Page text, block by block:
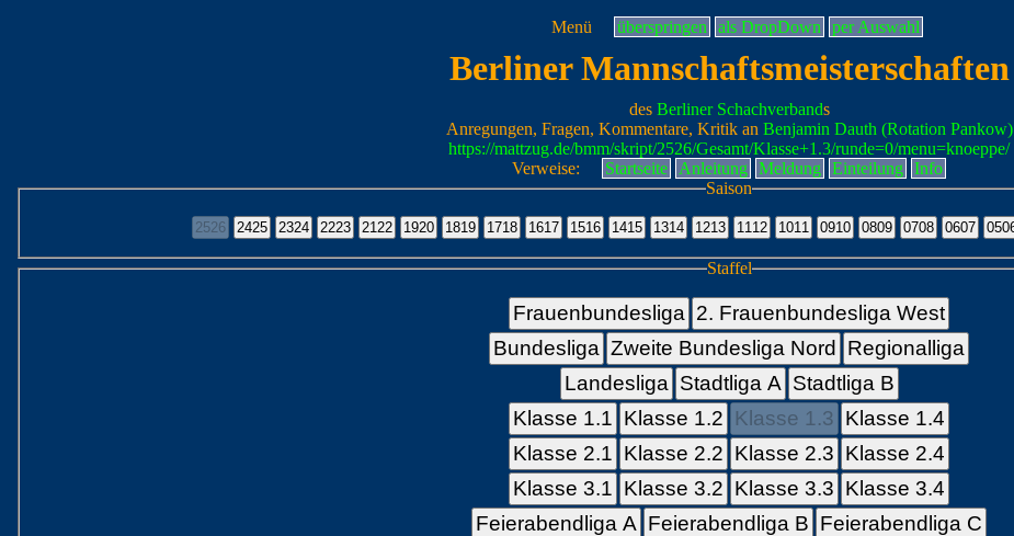
Menü überspringen als DropDown per Auswahl
Berliner Mannschaftsmeisterschaften
des Berliner Schachverbands
Anregungen, Fragen, Kommentare, Kritik an Benjamin Dauth (Rotation Pankow)
https://mattzug.de/bmm/skript/2526/Gesamt/Klasse+1.3/runde=0/menu=knoeppe/
Verweise:
Startseite Anleitung Meldung Einteilung
Info
Saison
Staffel
Frauenbundesliga 2. Frauenbundesliga West
Bundesliga Zweite Bundesliga Nord
Regionalliga
Landesliga Stadtliga A Stadtliga B
Klasse 1.1 Klasse 1.2 Klasse 1.3 Klasse 1.4
Klasse 2.1 Klasse 2.2 Klasse 2.3 Klasse 2.4
Klasse 3.1 Klasse 3.2 Klasse 3.3 Klasse 3.4
Feierabendliga A Feierabendliga B Feierabendliga C